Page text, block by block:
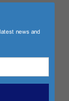
news and